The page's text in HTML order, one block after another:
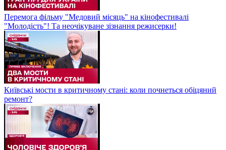
Перемога фільму "Медовий місяць" на кінофестивалі
"Молодість"! Та неочікуване зізнання режисерки!
Київські мости в критичному стані: коли почнеться обіцяний
ремонт?